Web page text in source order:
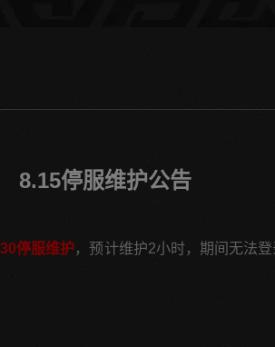
8.15停服维护公告
停服维护，预计维护2小时，期间无法